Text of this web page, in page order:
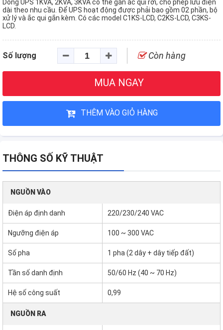
Dòng UPS 1KVA, 2KVA, 3KVA có thể gắn ắc qui rời, cho phép lưu điện
dài theo nhu cầu. Để UPS hoạt động được phải bao gồm 02 phần, bộ
xử lý và ắc qui gắn kèm. Có các model C1KS-LCD, C2KS-LCD, C3KS-
LCD.
Số lượng Còn hàng
MUA NGAY
THÊM VÀO GIỎ HÀNG
THÔNG SỐ KỸ THUẬT
NGUỒN VÀO
Điện áp định danh 220/230/240 VAC
Ngưỡng điện áp 100 ~ 300 VAC
Số pha 1 pha (2 dây + dây tiếp đất)
Tần số danh định 50/60 Hz (40 ~ 70 Hz)
Hệ số công suất 0,99
NGUỒN RA